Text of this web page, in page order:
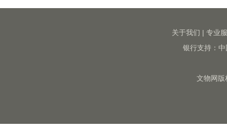
关于我们 | 专业
银行支持：
文物网